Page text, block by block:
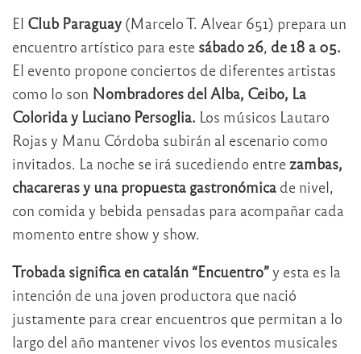
El Club Paraguay (Marcelo T. Alvear 651) prepara un
encuentro artístico para este sábado 26 de 18 a 05.
El evento propone conciertos de diferentes artistas
como lo son Nombradores del Alba, Ceibo, La
Colorida y Luciano Persoglia. Los músicos Lautaro
Rojas y Manu Córdoba subirán al escenario como
invitados. La noche se irá sucediendo entre zambas,
chacareras y una propuesta gastronómica de nivel,
con comida y bebida pensadas para acompañar cada
momento entre show y show.
Trobada significa en catalán “Encuentro”y esta es la
intención de una joven productora que nació
justamente para crear encuentros que permitan a lo
largo del año mantener vivos los eventos musicales